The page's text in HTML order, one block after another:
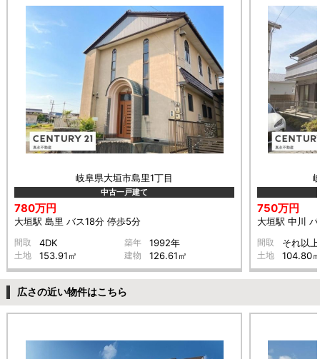
岐阜県大垣市島里1丁目
中古一戸建て
780万円
大垣駅 島里 バス18分 停歩5分
間取 4DK 築年 1992年
土地 153.91㎡ 建物 126.61㎡
750万円
大垣駅 中川
間取 それ以上
土地 104.80
広さの近い物件はこちら